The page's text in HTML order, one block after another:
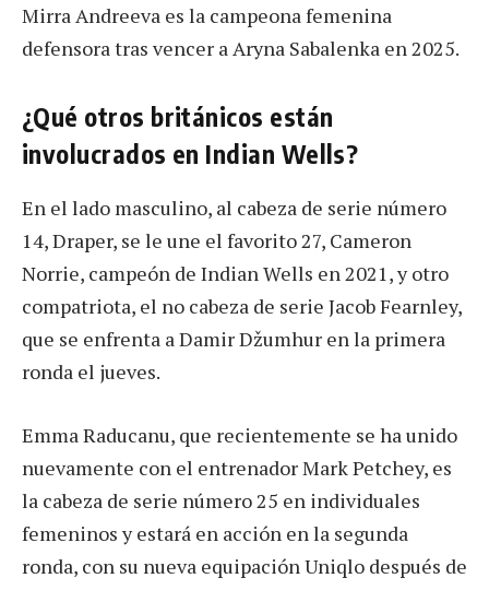
Mirra Andreeva es la campeona femenina
defensora tras vencer a Aryna Sabalenka en 2025.
¿Qué otros británicos están
involucrados en Indian Wells?
En el lado masculino, al cabeza de serie número
14, Draper, se le une el favorito 27, Cameron
Norrie, campeón de Indian Wells en 2021, y otro
compatriota, el no cabeza de serie Jacob Fearnley,
que se enfrenta a Damir Džumhur en la primera
ronda el jueves.
Emma Raducanu, que recientemente se ha unido
nuevamente con el entrenador Mark Petchey, es
la cabeza de serie número 25 en individuales
femeninos y estará en acción en la segunda
ronda, con su nueva equipación Uniqlo después de